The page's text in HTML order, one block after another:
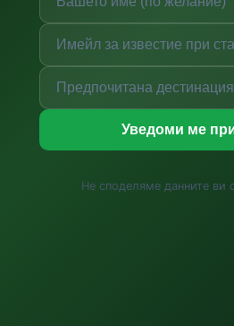
Уведоми ме
Не споделяме данните ви